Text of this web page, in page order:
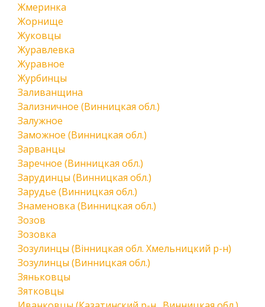
Жмеринка
Жорнище
Жуковцы
Журавлевка
Журавное
Журбинцы
Заливанщина
Зализничное (Винницкая обл.)
Залужное
Заможное (Винницкая обл.)
Зарванцы
Заречное (Винницкая обл.)
Зарудинцы (Винницкая обл.)
Зарудье (Винницкая обл.)
Знаменовка (Винницкая обл.)
Зозов
Зозовка
Зозулинцы (Вінницкая обл. Хмельницкий р-н)
Зозулинцы (Винницкая обл.)
Зяньковцы
Зятковцы